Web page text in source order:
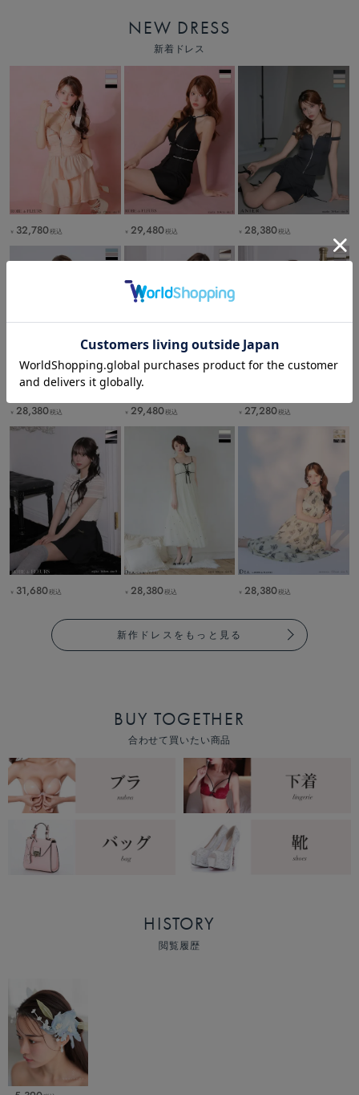
NEW DRESS
新着ドレス
￥ 32,780税込 ￥ 29,480税込 ￥ 28,380税込
￥ 28,380税込 ￥ 29,480税込 ￥ 27,280税込
￥ 31,680税込 ￥ 28,380税込 ￥ 28,380税込
新作ドレスをもっと見る
BUY TOGETHER
合わせて買いたい商品
HISTORY
閲覧履歴